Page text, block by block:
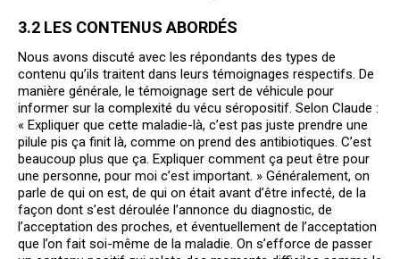
3.2 LES CONTENUS ABORDÉS
Nous avons discuté avec les répondants des types de
contenu qu’ils traitent dans leurs témoignages respectifs. De
manière générale, le témoignage sert de véhicule pour
informer sur la complexité du vécu séropositif. Selon Claude :
« Expliquer que cette maladie-là, c’est pas juste prendre une
pilule pis ça finit là, comme on prend des antibiotiques. C’est
beaucoup plus que ça. Expliquer comment ça peut être pour
une personne, pour moi c’est important. » Généralement, on
parle de qui on est, de qui on était avant d’être infecté, de la
façon dont s’est déroulée l’annonce du diagnostic, de
l’acceptation des proches, et éventuellement de l’acceptation
que l’on fait soi-même de la maladie. On s’efforce de passer